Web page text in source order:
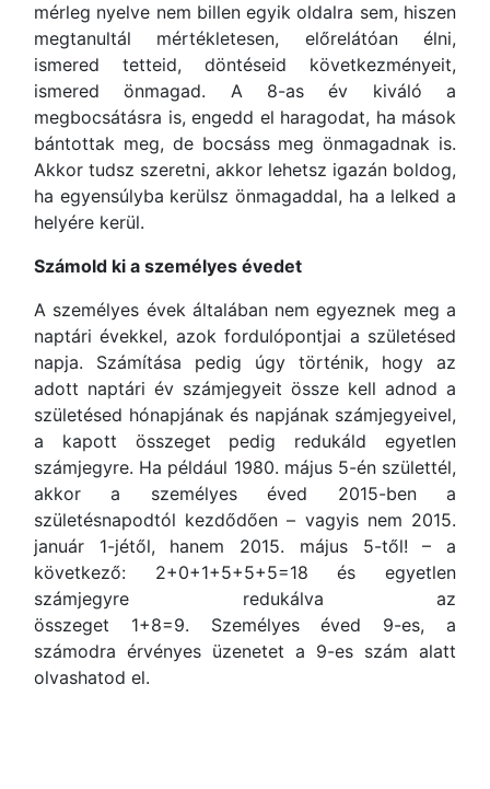
mérleg nyelve nem billen egyik oldalra sem, hiszen
megtanultál mértékletesen, előrelátóan élni,
ismered tetteid, döntéseid következményeit,
ismered önmagad. A 8-as év kiváló a
megbocsátásra is, engedd el haragodat, ha mások
bántottak meg, de bocsáss meg önmagadnak is.
Akkor tudsz szeretni, akkor lehetsz igazán boldog,
ha egyensúlyba kerülsz önmagaddal, ha a lelked a
helyére kerül.
Számold ki a személyes évedet
A személyes évek általában nem egyeznek meg a
naptári évekkel, azok fordulópontjai a születésed
napja. Számítása pedig úgy történik, hogy az
adott naptári év számjegyeit össze kell adnod a
születésed hónapjának és napjának számjegyeivel,
a kapott összeget pedig redukáld egyetlen
számjegyre. Ha például 1980. május 5-én születtél,
akkor a személyes éved 2015-ben a
születésnapodtól kezdődően – vagyis nem 2015.
január 1-jétől, hanem 2015. május 5-től! – a
következő: 2+0+1+5+5+5=18 és egyetlen
számjegyre redukálva az
összeget 1+8=9. Személyes éved 9-es, a
számodra érvényes üzenetet a 9-es szám alatt
olvashatod el.